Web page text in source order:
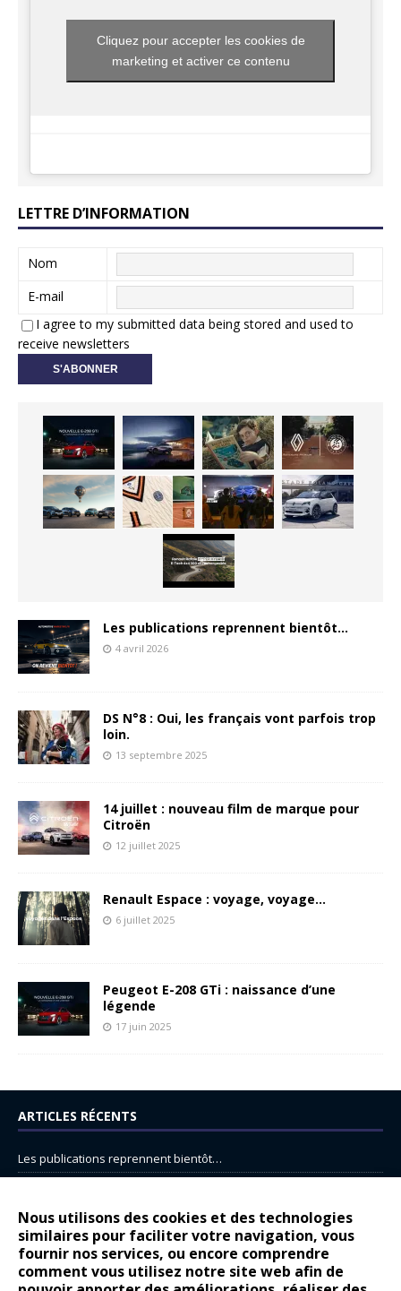
Nous utilisons des cookies et des technologies
similaires pour faciliter votre navigation, vous
fournir nos services, ou encore comprendre
comment vous utilisez notre site web afin de
Cliquez pour accepter les cookies de
marketing et activer ce contenu
LETTRE D’INFORMATION
Nom
E-mail
I agree to my submitted data being stored and used to
receive newsletters
Les publications reprennent bientôt…
4 avril 2026
DS N°8 : Oui, les français vont parfois trop
loin.
13 septembre 2025
14 juillet : nouveau film de marque pour
Citroën
12 juillet 2025
Renault Espace : voyage, voyage…
6 juillet 2025
Peugeot E-208 GTi : naissance d’une
légende
17 juin 2025
ARTICLES RÉCENTS
Les publications reprennent bientôt…
14 juillet : nouveau film de marque pour Citroën
Renault Espace : voyage, voyage…
Peugeot E-208 GTi : naissance d’une légende